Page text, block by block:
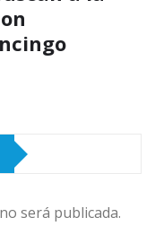
será publicada.